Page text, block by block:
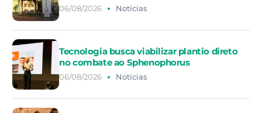
06/08/2026 Notícias
Tecnologia busca viabilizar plantio direto
no combate ao Sphenophorus
06/08/2026 Notícias